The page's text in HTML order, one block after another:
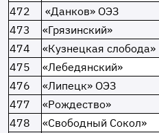
472
«Данков» ОЭЗ
473
«Грязинский»
474
«Кузнецкая слобода»
475
«Лебедянский»
476
«Липецк» ОЭЗ
477
«Рождество»
478
«Свободный Сокол»